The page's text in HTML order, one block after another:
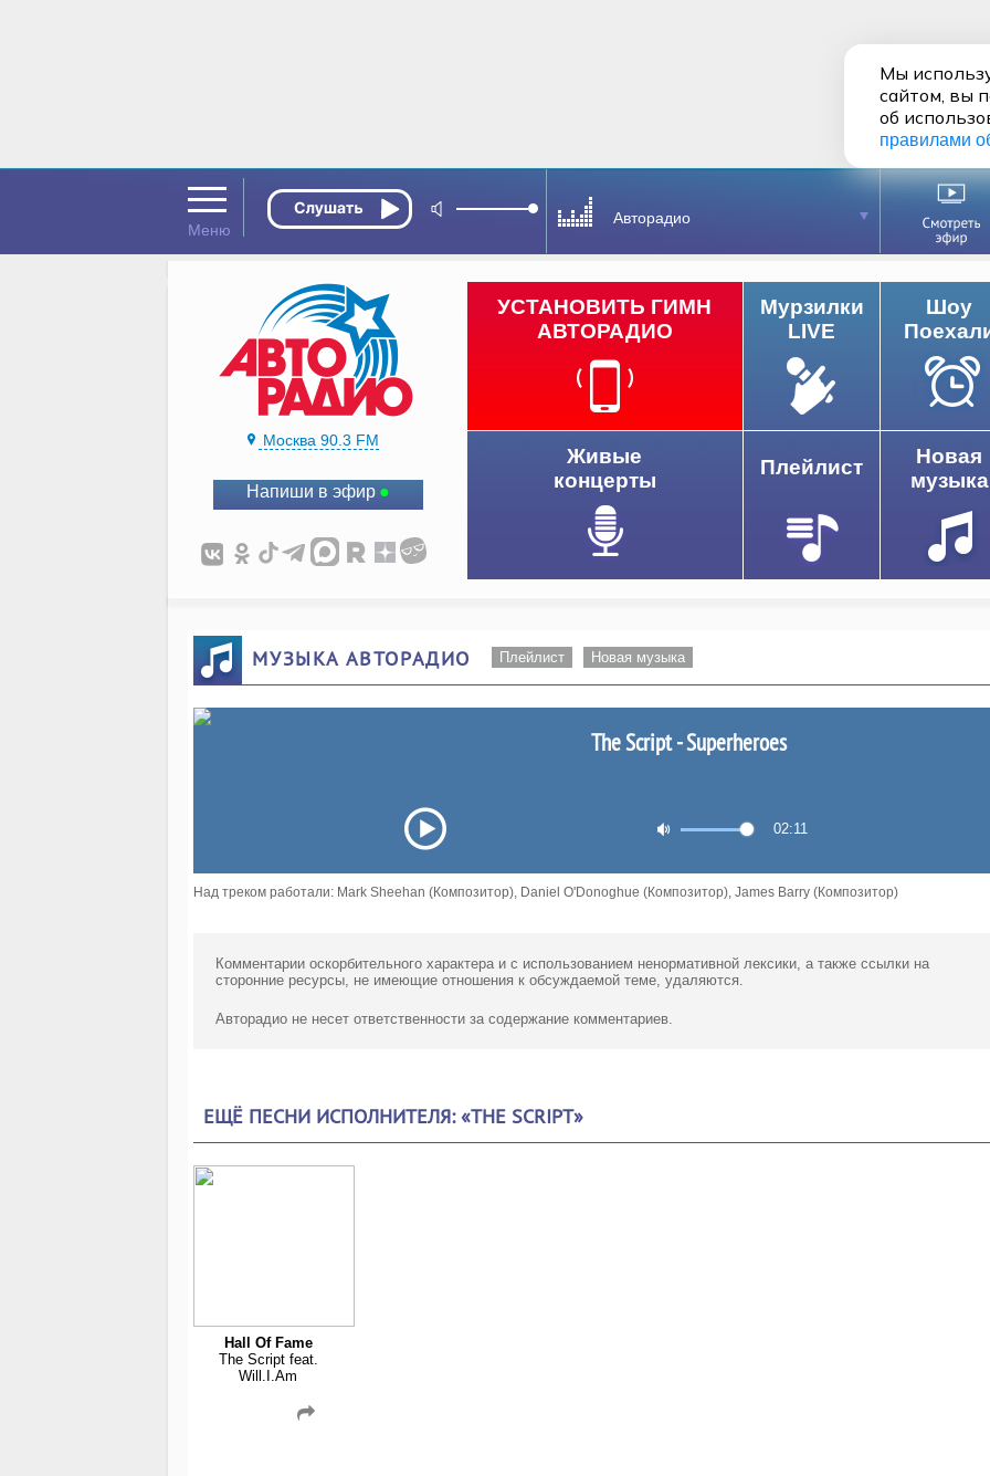
Авторадио
Москва 90.3 FM
Напиши в эфир
УСТАНОВИТЬ ГИМН
АВТОРАДИО
Мурзилки
LIVE
Шоу
Живые
концерты
Плейлист
Новая
музыка
МУЗЫКА АВТОРАДИО Плейлист Новая музыка
The Script - Superheroes
02:11
Над треком работали: Mark Sheehan (Композитор), Daniel O'Donoghue (Композитор), James Barry (Композитор)
Комментарии оскорбительного характера и с использованием ненормативной лексики,а также ссылки на
сторонние ресурсы, не имеющие отношения к обсуждаемой теме, удаляются.
Авторадио не несет ответственности за содержание комментариев.
ЕЩЁ ПЕСНИ ИСПОЛНИТЕЛЯ: «THE SCRIPT»
Hall Of Fame
The Script feat.
Will.I.Am
Мы
сайтом, вы
об
правилами